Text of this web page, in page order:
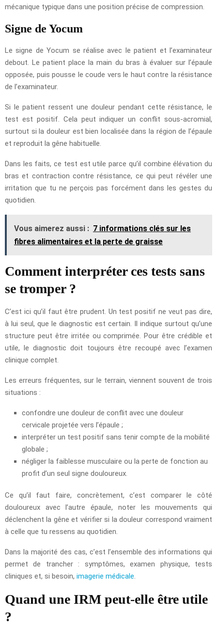
mécanique typique dans une position précise de compression.
Signe de Yocum
Le signe de Yocum se réalise avec le patient et l’examinateur
debout. Le patient place la main du bras à évaluer sur l’épaule
opposée, puis pousse le coude vers le haut contre la résistance
de l’examinateur.
Si le patient ressent une douleur pendant cette résistance, le
test est positif. Cela peut indiquer un conflit sous-acromial,
surtout si la douleur est bien localisée dans la région de l’épaule
et reproduit la gêne habituelle.
Dans les faits, ce test est utile parce qu’il combine élévation du
bras et contraction contre résistance, ce qui peut révéler une
irritation que tu ne perçois pas forcément dans les gestes du
quotidien.
Vous aimerez aussi : 7 informations clés sur les
fibres alimentaires et la perte de graisse
Comment interpréter ces tests sans
se tromper ?
C’est ici qu’il faut être prudent. Un test positif ne veut pas dire,
à lui seul, que le diagnostic est certain. Il indique surtout qu’une
structure peut être irritée ou comprimée. Pour être crédible et
utile, le diagnostic doit toujours être recoupé avec l’examen
clinique complet.
Les erreurs fréquentes, sur le terrain, viennent souvent de trois
situations :
confondre une douleur de conflit avec une douleur
cervicale projetée vers l’épaule ;
interpréter un test positif sans tenir compte de la mobilité
globale ;
négliger la faiblesse musculaire ou la perte de fonction au
profit d’un seul signe douloureux.
Ce qu’il faut faire, concrètement, c’est comparer le côté
douloureux avec l’autre épaule, noter les mouvements qui
déclenchent la gêne et vérifier si la douleur correspond vraiment
à celle que tu ressens au quotidien.
Dans la majorité des cas, c’est l’ensemble des informations qui
permet de trancher : symptômes, examen physique, tests
cliniques et, si besoin, imagerie médicale
Quand une IRM peut-elle être utile
?